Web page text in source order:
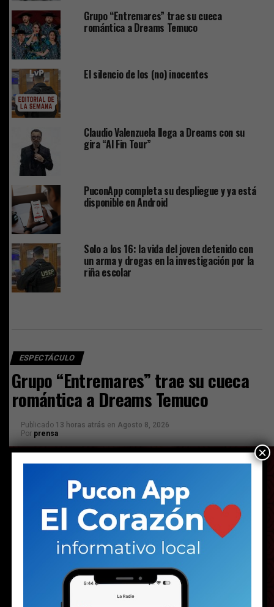
Grupo “Entremares” trae su cueca
romántica a Dreams Temuco
El silencio de los (no) inocentes
Claudio Valenzuela llega a Dreams con su
gira “Al Fin Tour”
PuconApp completa su despliegue y ya está
disponible en Android
Solo a los 16: la vida del joven detenido con
un arma y drogas en la investigación por la
riña escolar
ESPECTÁCULO
Grupo “Entremares” trae su cueca
romántica a Dreams Temuco
Publicado 13 horas atrás en Agosto 8, 2026
Por prensa
×